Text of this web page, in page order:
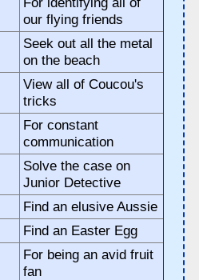
our flying friends
Seek out all the metal
on the beach
View all of Coucou's
tricks
For constant
communication
Solve the case on
Junior Detective
Find an elusive Aussie
Find an Easter Egg
For being an avid fruit
fan